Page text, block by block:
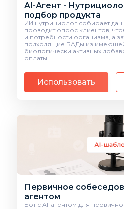
AI-Агент -
подбор продукта
ИИ нутрициолог собирает
проводит опрос клиентов,
и потребности организма, а
подходящие БАДы из
биологически активных
оплаты.
Использовать
Первичное
агентом
Бот с AI-агентом для